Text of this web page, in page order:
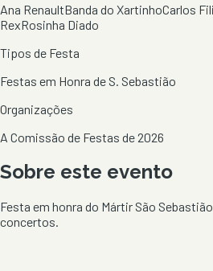
Ana RenaultBanda do XartinhoCarlos
RexRosinha Diado
Tipos de Festa
Festas em Honra de S. Sebastião
Organizações
A Comissão de Festas de 2026
Sobre este evento
Festa em honra do Mártir São
concertos.